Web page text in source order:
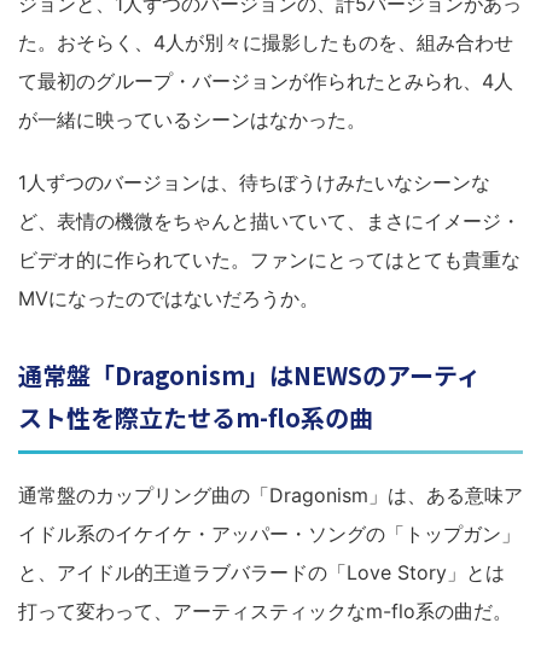
た。おそらく、4人が別々に撮影したものを、組み合わせ
て最初のグループ・バージョンが作られたとみられ、4人
が一緒に映っているシーンはなかった。
1人ずつのバージョンは、待ちぼうけみたいなシーンな
ど、表情の機微をちゃんと描いていて、まさにイメージ・
ビデオ的に作られていた。ファンにとってはとても貴重な
MVになったのではないだろうか。
通常盤「Dragonism」はNEWSのアーティ
スト性を際立たせるm-flo系の曲
通常盤のカップリング曲の「Dragonism」は、ある意味ア
イドル系のイケイケ・アッパー・ソングの「トップガン」
と、アイドル的王道ラブバラードの「Love Story」とは
打って変わって、アーティスティックなm-flo系の曲だ。